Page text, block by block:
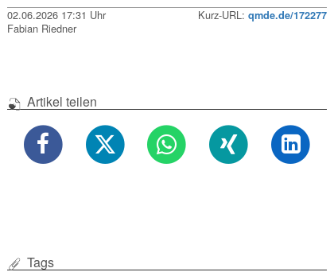
02.06.2026 17:31 Uhr Kurz-URL: qmde.de/172277
Fabian Riedner
Artikel teilen
Tags